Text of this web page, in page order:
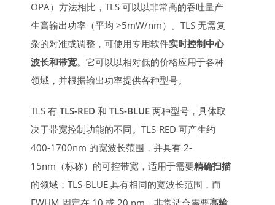
OPA）方法相比，TLS 可以以非常高的吞吐量产
生高输出功率（平均 >5mW/nm）。TLS 无需复
杂的对准或调整，可使用专用软件实时控制中心
波长和带宽。它可以以相对低的价格应用于各种
领域，并根据输出功率提供各种型号。
TLS 有 TLS-RED 和 TLS-BLUE 两种型号，具体取
决于带宽控制功能的不同。TLS-RED 可产生约
400-1700nm 的宽波长范围，并具有 2-
15nm（标称）的可控带宽，适用于需要精确扫描
的领域；TLS-BLUE 具有相同的宽波长范围，而